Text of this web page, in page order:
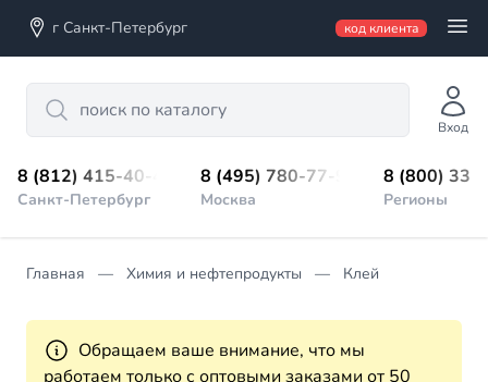
г Санкт-Петербург код клиента
Search
Вход
8 (812) 415-40-45
Санкт-Петербург
8 (495) 780-77-98
Москва
8 (800)
Регионы
Главная Химия и нефтепродукты Клей
Обращаем ваше внимание, что мы
работаем только с оптовыми заказами от 50